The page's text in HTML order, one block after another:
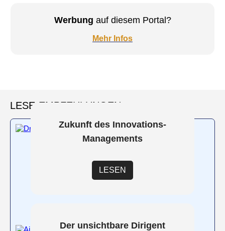
Werbung auf diesem Portal?
Mehr Infos
LESE-EMPFEHLUNGEN
Zukunft des Innovations-
Managements
LESEN
Der unsichtbare Dirigent